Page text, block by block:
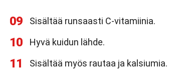
09 Sisältää runsaasti C-vitamiinia.
10 Hyvä kuidun lähde.
11 Sisältää myös rautaa ja kalsiumia.